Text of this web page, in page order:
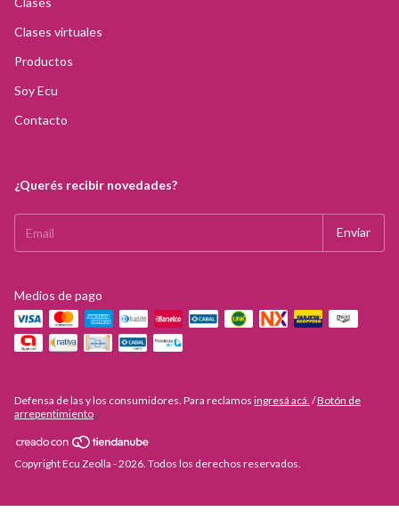
Clases virtuales
Productos
Soy Ecu
Contacto
¿Querés recibir novedades?
Medios de pago
Defensa de las y los consumidores. Para reclamos ingresá acá. /Botón de
arrepentimiento
Copyright Ecu Zeolla - 2026. Todos los derechos reservados.